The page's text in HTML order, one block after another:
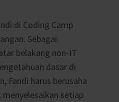
di Coding Camp
Sebagai
belakang non-IT
dasar di
Fandi harus berusaha
setiap